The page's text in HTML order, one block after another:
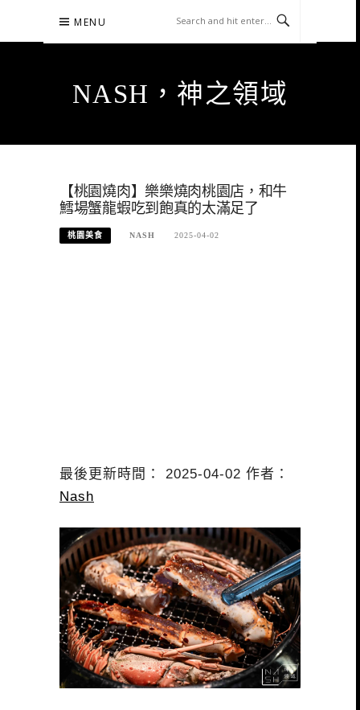
content
MENU
NASH，神之領域
【桃園燒肉】樂樂燒肉桃園店，和牛
鱈場蟹龍蝦吃到飽真的太滿足了
桃園美食 NASH 2025-04-02
最後更新時間： 2025-04-02 作者：
Nash